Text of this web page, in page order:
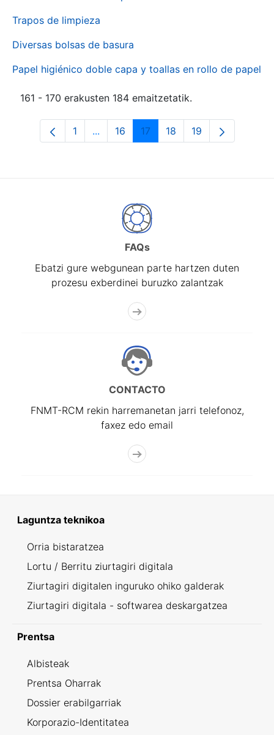
Trapos de limpieza
Diversas bolsas de basura
Papel higiénico doble capa y toallas en rollo de papel
161 - 170 erakusten 184 emaitzetatik.
Orrialdea
1 ...Intermediate Pages Use TAB to
Orrialdea
16 Orrialdea
17 Orrialdea
18 Orrialdea
19
FAQs
Ebatzi gure webgunean parte hartzen duten
prozesu exberdinei buruzko zalantzak
CONTACTO
FNMT-RCM rekin harremanetan jarri telefonoz,
faxez edo email
Laguntza teknikoa
Orria bistaratzea
Lortu / Berritu ziurtagiri digitala
Ziurtagiri digitalen inguruko ohiko galderak
Ziurtagiri digitala - softwarea deskargatzea
Prentsa
Albisteak
Prentsa Oharrak
Dossier erabilgarriak
Korporazio-Identitatea